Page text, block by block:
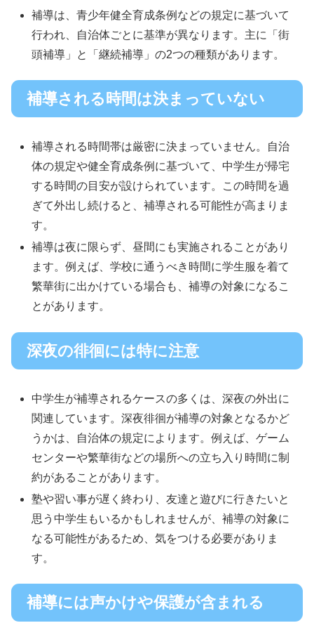
補導は、青少年健全育成条例などの規定に基づいて
行われ、自治体ごとに基準が異なります。主に「街
頭補導」と「継続補導」の2つの種類があります。
補導される時間は決まっていない
補導される時間帯は厳密に決まっていません。自治
体の規定や健全育成条例に基づいて、中学生が帰宅
する時間の目安が設けられています。この時間を過
ぎて外出し続けると、補導される可能性が高まりま
す。
補導は夜に限らず、昼間にも実施されることがあり
ます。例えば、学校に通うべき時間に学生服を着て
繁華街に出かけている場合も、補導の対象になるこ
とがあります。
深夜の徘徊には特に注意
中学生が補導されるケースの多くは、深夜の外出に
関連しています。深夜徘徊が補導の対象となるかど
うかは、自治体の規定によります。例えば、ゲーム
センターや繁華街などの場所への立ち入り時間に制
約があることがあります。
塾や習い事が遅く終わり、友達と遊びに行きたいと
思う中学生もいるかもしれませんが、補導の対象に
なる可能性があるため、気をつける必要がありま
す。
補導には声かけや保護が含まれる